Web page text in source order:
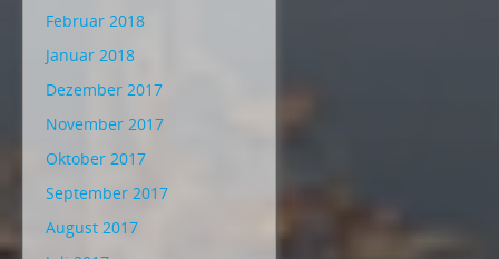
Februar 2018
Januar 2018
Dezember 2017
November 2017
Oktober 2017
September 2017
August 2017